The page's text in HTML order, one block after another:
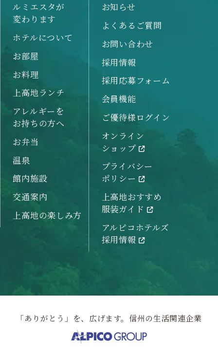
ルミエスタが
変わります
ホテルについて
お部屋
お料理
上高地ランチ
アレルギーを
お持ちの方へ
お弁当
温泉
館内施設
交通案内
上高地の楽しみ方
お知らせ
よくあるご質問
お問い合わせ
採用情報
採用応募フォーム
会員機能
ご優待様ログイン
オンライン
ショップ
プライバシー
ポリシー
上高地おすすめ
服装ガイド
アルピコホテルズ
採用情報
「ありがとう」を、広げます。信州の生活関連企業